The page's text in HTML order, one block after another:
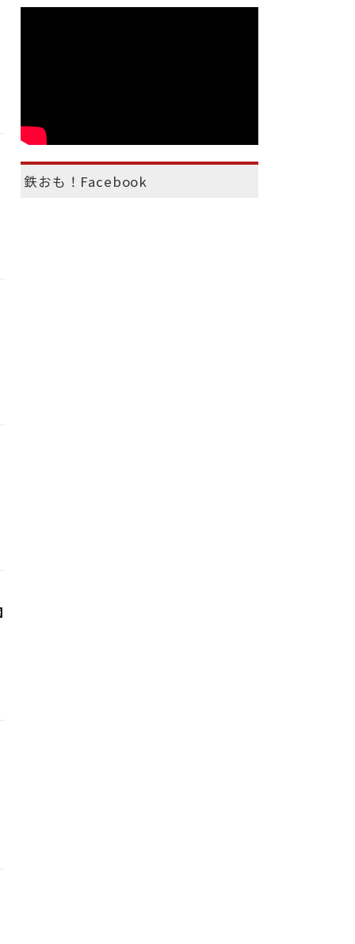
鉄おも！Facebook